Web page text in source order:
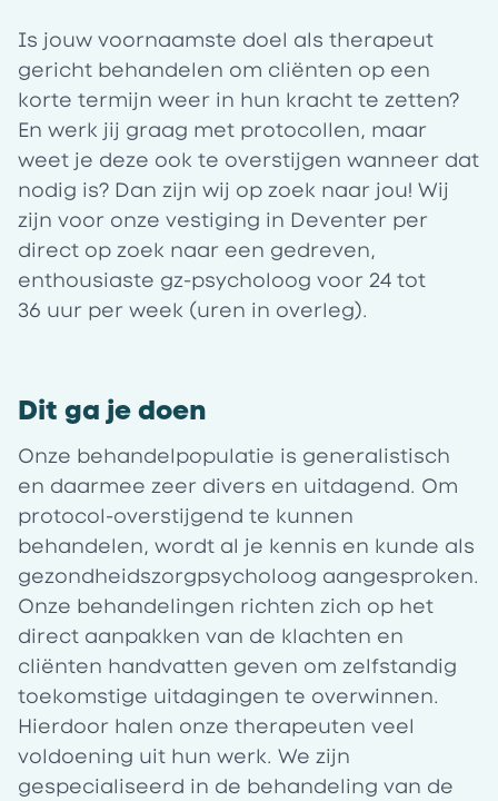
Is jouw voornaamste doel als therapeut
gericht behandelen om cliënten op een
korte termijn weer in hun kracht te zetten?
En werk jij graag met protocollen, maar
weet je deze ook te overstijgen wanneer dat
nodig is? Dan zijn wij op zoek naar jou! Wij
zijn voor onze vestiging in Deventer per
direct op zoek naar een gedreven,
enthousiaste gz-psycholoog voor 24 tot
36 uur per week (uren in overleg).
Dit ga je doen
Onze behandelpopulatie is generalistisch
en daarmee zeer divers en uitdagend. Om
protocol-overstijgend te kunnen
behandelen, wordt al je kennis en kunde als
gezondheidszorgpsycholoog aangesproken.
Onze behandelingen richten zich op het
direct aanpakken van de klachten en
cliënten handvatten geven om zelfstandig
toekomstige uitdagingen te overwinnen.
Hierdoor halen onze therapeuten veel
voldoening uit hun werk. We zijn
gespecialiseerd in de behandeling van de